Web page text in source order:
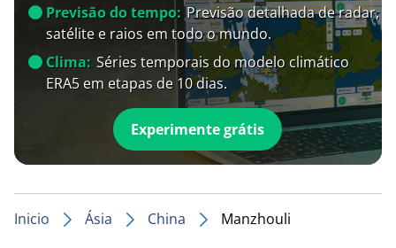
Previsão do tempo: Previsão detalhada de radar,
satélite e raios em todo o mundo.
Clima: Séries temporais do modelo climático
ERA5 em etapas de 10 dias.
Experimente grátis
Inicio Ásia China Manzhouli